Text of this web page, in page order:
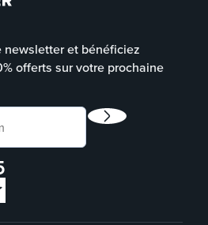
newsletter et bénéficiez
offerts sur votre prochaine